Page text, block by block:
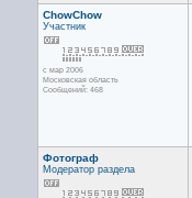
ChowChow
Участник
с мар 2006
Московская область
Сообщений: 468
Фотограф
Модератор раздела